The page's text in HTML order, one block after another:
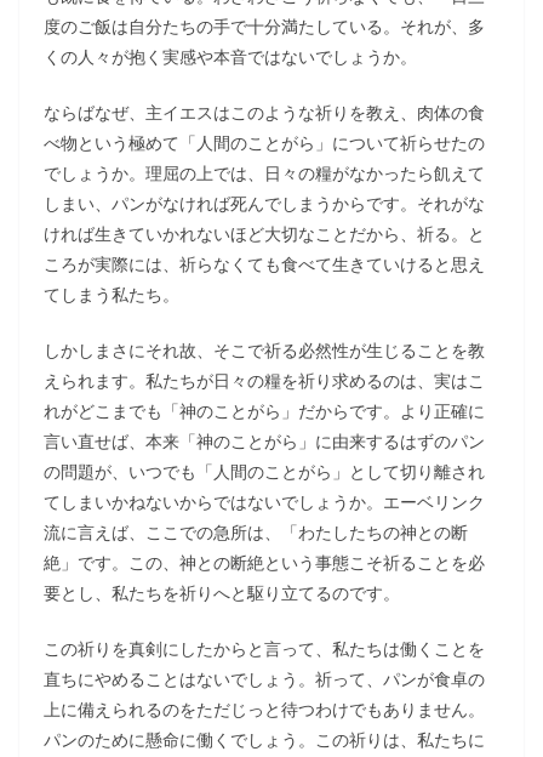
度のご飯は自分たちの手で十分満たしている。それが、多
くの人々が抱く実感や本音ではないでしょうか。
ならばなぜ、主イエスはこのような祈りを教え、肉体の食
べ物という極めて「人間のことがら」について祈らせたの
でしょうか。理屈の上では、日々の糧がなかったら飢えて
しまい、パンがなければ死んでしまうからです。それがな
ければ生きていかれないほど大切なことだから、祈る。と
ころが実際には、祈らなくても食べて生きていけると思え
てしまう私たち。
しかしまさにそれ故、そこで祈る必然性が生じることを教
えられます。私たちが日々の糧を祈り求めるのは、実はこ
れがどこまでも「神のことがら」だからです。より正確に
言い直せば、本来「神のことがら」に由来するはずのパン
の問題が、いつでも「人間のことがら」として切り離され
てしまいかねないからではないでしょうか。エーベリンク
流に言えば、ここでの急所は、「わたしたちの神との断
絶」です。この、神との断絶という事態こそ祈ることを必
要とし、私たちを祈りへと駆り立てるのです。
この祈りを真剣にしたからと言って、私たちは働くことを
直ちにやめることはないでしょう。祈って、パンが食卓の
上に備えられるのをただじっと待つわけでもありません。
パンのために懸命に働くでしょう。この祈りは、私たちに